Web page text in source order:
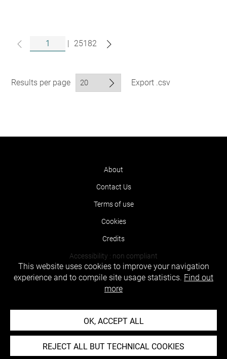
| 25182
Results per page Export .csv
About
Contact Us
Terms of use
Cookies
Credits
Accessibility : non compliant
This website uses cookies to improve your navigation
experience and to compile site usage statistics. Find out
more
OK, ACCEPT ALL
REJECT ALL BUT TECHNICAL COOKIES